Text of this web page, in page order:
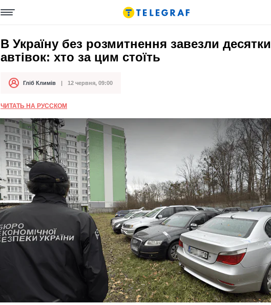
В Україну без розмитнення завезли
автівок: хто за цим стоїть
АвторГліб Климів
Дата публікації 12 червня, 09:00
ЧИТАТЬ НА РУССКОМ